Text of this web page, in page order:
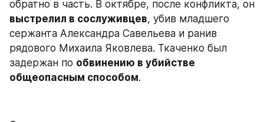
выстрелил в сослуживцев, убив младшего
сержанта Александра Савельева и ранив
рядового Михаила Яковлева. Ткаченко был
задержан по обвинению в убийстве
общеопасным способом.